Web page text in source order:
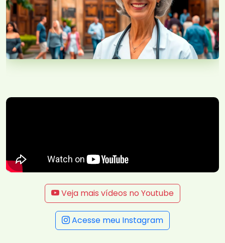
Veja mais vídeos no Youtube
Acesse meu Instagram